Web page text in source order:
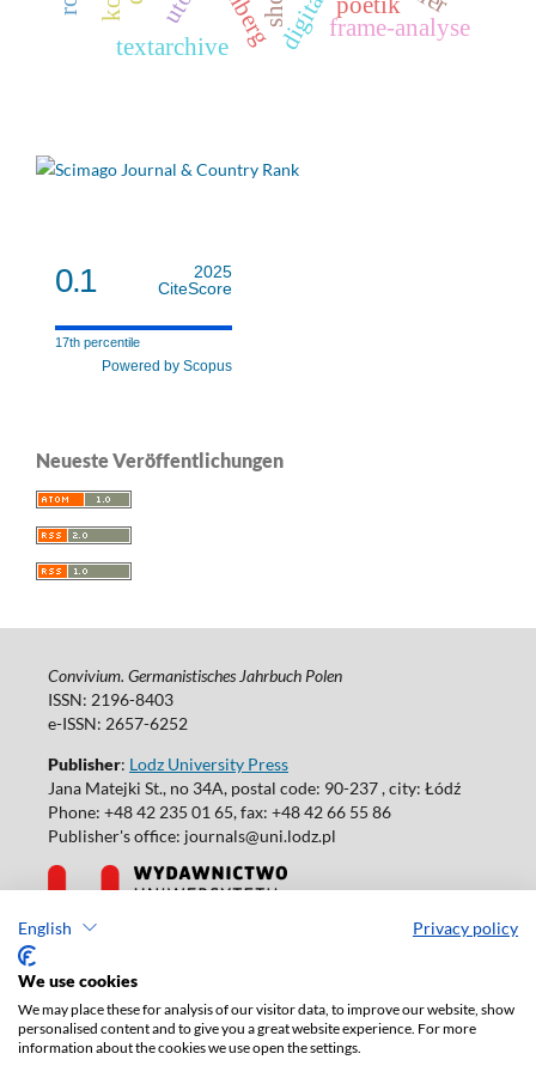
English Privacy policy
We use cookies
We may place these for analysis of our visitor data, to improve our website, show
personalised content and to give you a great website experience. For more
information about the cookies we use open the settings.
frame-analyse
textarchive
0.1
2025
CiteScore
17th percentile
Powered by Scopus
Neueste Veröffentlichungen
Convivium. Germanistisches Jahrbuch Polen
ISSN: 2196-8403
e-ISSN: 2657-6252
Publisher: Lodz University Press
Jana Matejki St., no 34A, postal code: 90-237 , city: Łódź
Phone: +48 42 235 01 65, fax: +48 42 66 55 86
Publisher's office: journals@uni.lodz.pl